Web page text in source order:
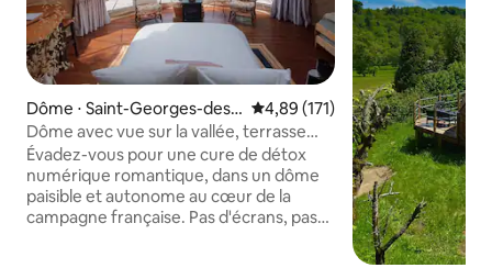
Dôme ⋅ Saint-Georges-des-
Agoûts
Évaluation moyenne sur la
4,89 (171)
Dôme avec vue sur la vallée, terrasse
pour observer les étoiles et le lever du
soleil
Évadez-vous pour une cure de détox
numérique romantique, dans un dôme
paisible et autonome au cœur de la
campagne française. Pas d'écrans, pas